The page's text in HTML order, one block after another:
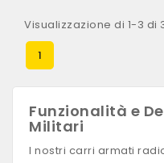
Visualizzazione di 1-3 di
1
Funzionalità e
Militari
I nostri carri armati